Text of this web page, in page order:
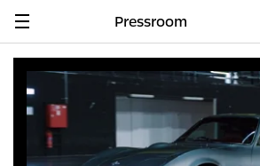
Navigation
Pressroom